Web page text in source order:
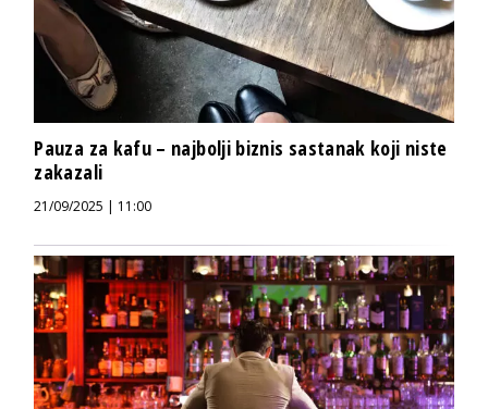
Pauza za kafu – najbolji biznis sastanak koji niste
zakazali
21/09/2025 | 11:00